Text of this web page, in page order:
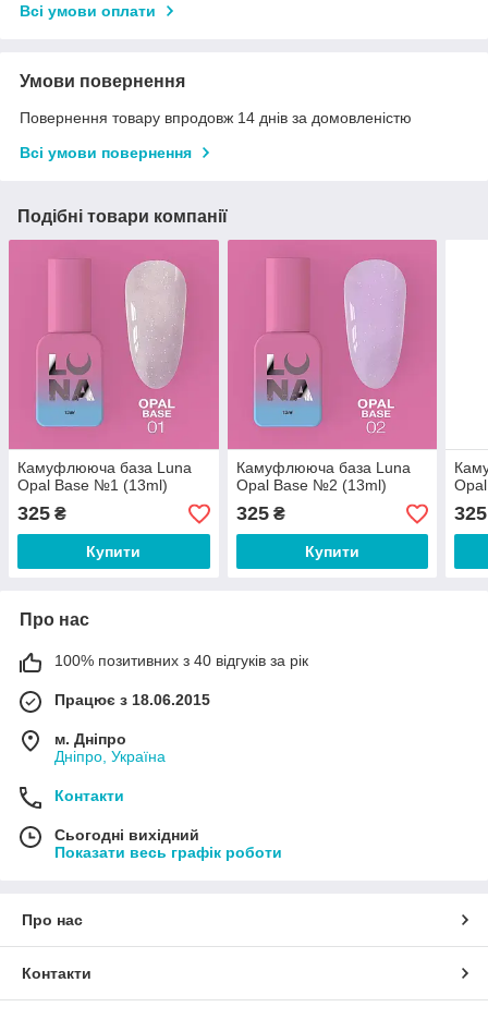
Всі умови оплати
Умови повернення
Повернення товару впродовж 14 днів за домовленістю
Всі умови повернення
Подібні товари компанії
Камуфлююча база Luna
Opal Base №1 (13ml)
325 ₴
Купити
Камуфлююча база Luna
Opal Base №2 (13ml)
325₴
Купити
325
Про нас
100% позитивних з 40 відгуків за рік
Працює з 18.06.2015
м. Дніпро
Дніпро, Україна
Контакти
Сьогодні вихідний
Показати весь графік роботи
Про нас
Контакти